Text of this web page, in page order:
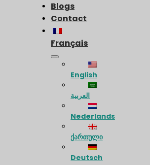
Blogs
Contact
Français
English
العربية
Nederlands
ქართული
Deutsch